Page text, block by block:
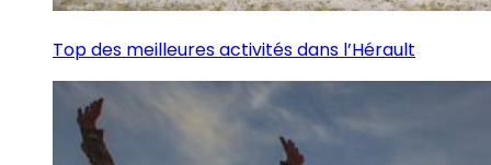
Top des meilleures activités dans l’Hérault